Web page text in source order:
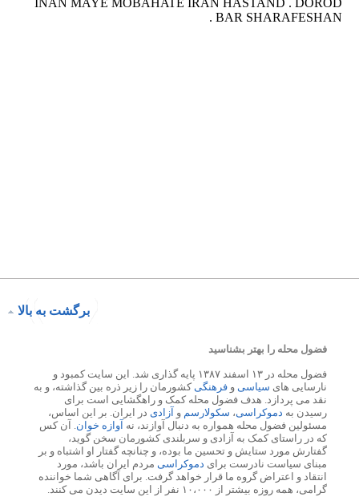
برگشت به بالا
فضول محله را بهتر بشناسید
فضول محله در ۱۳ اسفند ۱۳۸۷ پایه گذاری شد. این سایت کمبود و
نارسایی های سیاسی و فرهنگیکشورمان را زیر ذره بین گذاشته، و به
نقد می پردازد. هدف فضول محله کمک و راهگشایی است برای
رسیدن به دموکراسی، سکولارسم و آزادی در ایران. بر این اساس،
مسئولین فضول محله همواره به دنبال آوازند، نه آوازه خوان. آن کس
که در راستای کمک به آزادی و سربلندی کشورمان سخن گوید،
گفتارش مورد ستایش و تحسین ما بوده، و چنانچه گفتار او اشتباه و بر
مبنای سیاست نادرست برای دموکراسی مردم ایران باشد، مورد
انتقاد و اعتراض گروه ما قرار خواهد گرفت. برای آگاهی شما خواننده
گرامی، همه روزه بیشتر از ۱۰،۰۰۰ نفر از این سایت دیدن می کنند.